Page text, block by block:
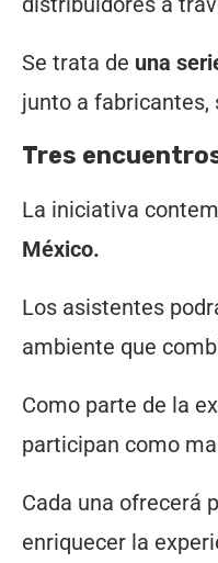
Se trata de una
junto a fabricantes,
Tres
La iniciativa
México.
Los asistentes
ambiente que
Como parte de la
participan como
Cada una ofrecerá
enriquecer la